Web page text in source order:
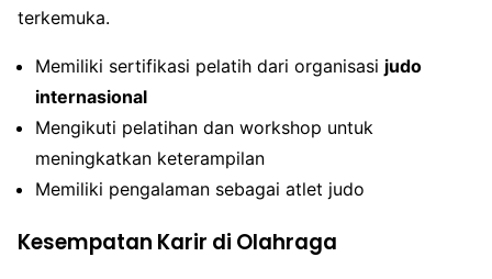
terkemuka.
Memiliki sertifikasi pelatih dari organisasi judo
internasional
Mengikuti pelatihan dan workshop untuk
meningkatkan keterampilan
Memiliki pengalaman sebagai atlet judo
Kesempatan Karir di Olahraga